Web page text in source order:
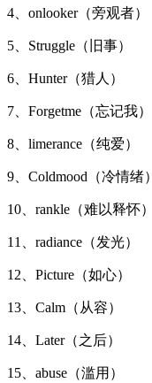
4、onlooker（旁观者）
5、Struggle（旧事）
6、Hunter（猎人）
7、Forgetme（忘记我）
8、limerance（纯爱）
9、Coldmood（冷情绪）
10、rankle（难以释怀）
11、radiance（发光）
12、Picture（如心）
13、Calm（从容）
14、Later（之后）
15、abuse（滥用）